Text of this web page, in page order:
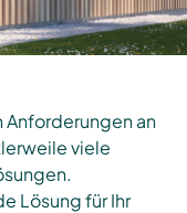
Anforderungen an
viele
Lösung für Ihr